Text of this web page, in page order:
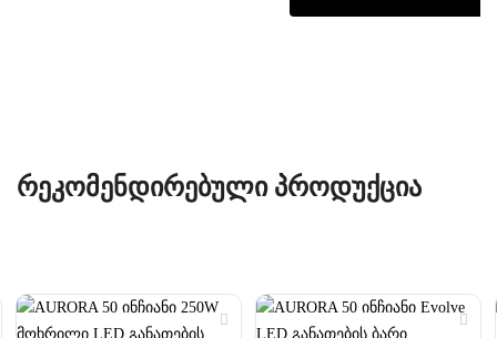
ᲠᲔᲙᲝᲛᲔᲜᲓᲘᲠᲔᲑᲣᲚᲘ ᲞᲠᲝᲓᲣᲥᲪᲘᲐ